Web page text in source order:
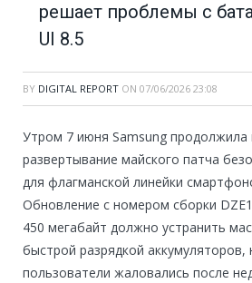
решает проблемы с
UI 8.5
BY DIGITAL REPORT ON 07/06/2026 23:08
Утром 7 июня Samsung продолжила
развертывание майского патча
для флагманской линейки
Обновление с номером сборки
450 мегабайт должно устранить
быстрой разрядкой аккумуляторов,
пользователи жаловались после